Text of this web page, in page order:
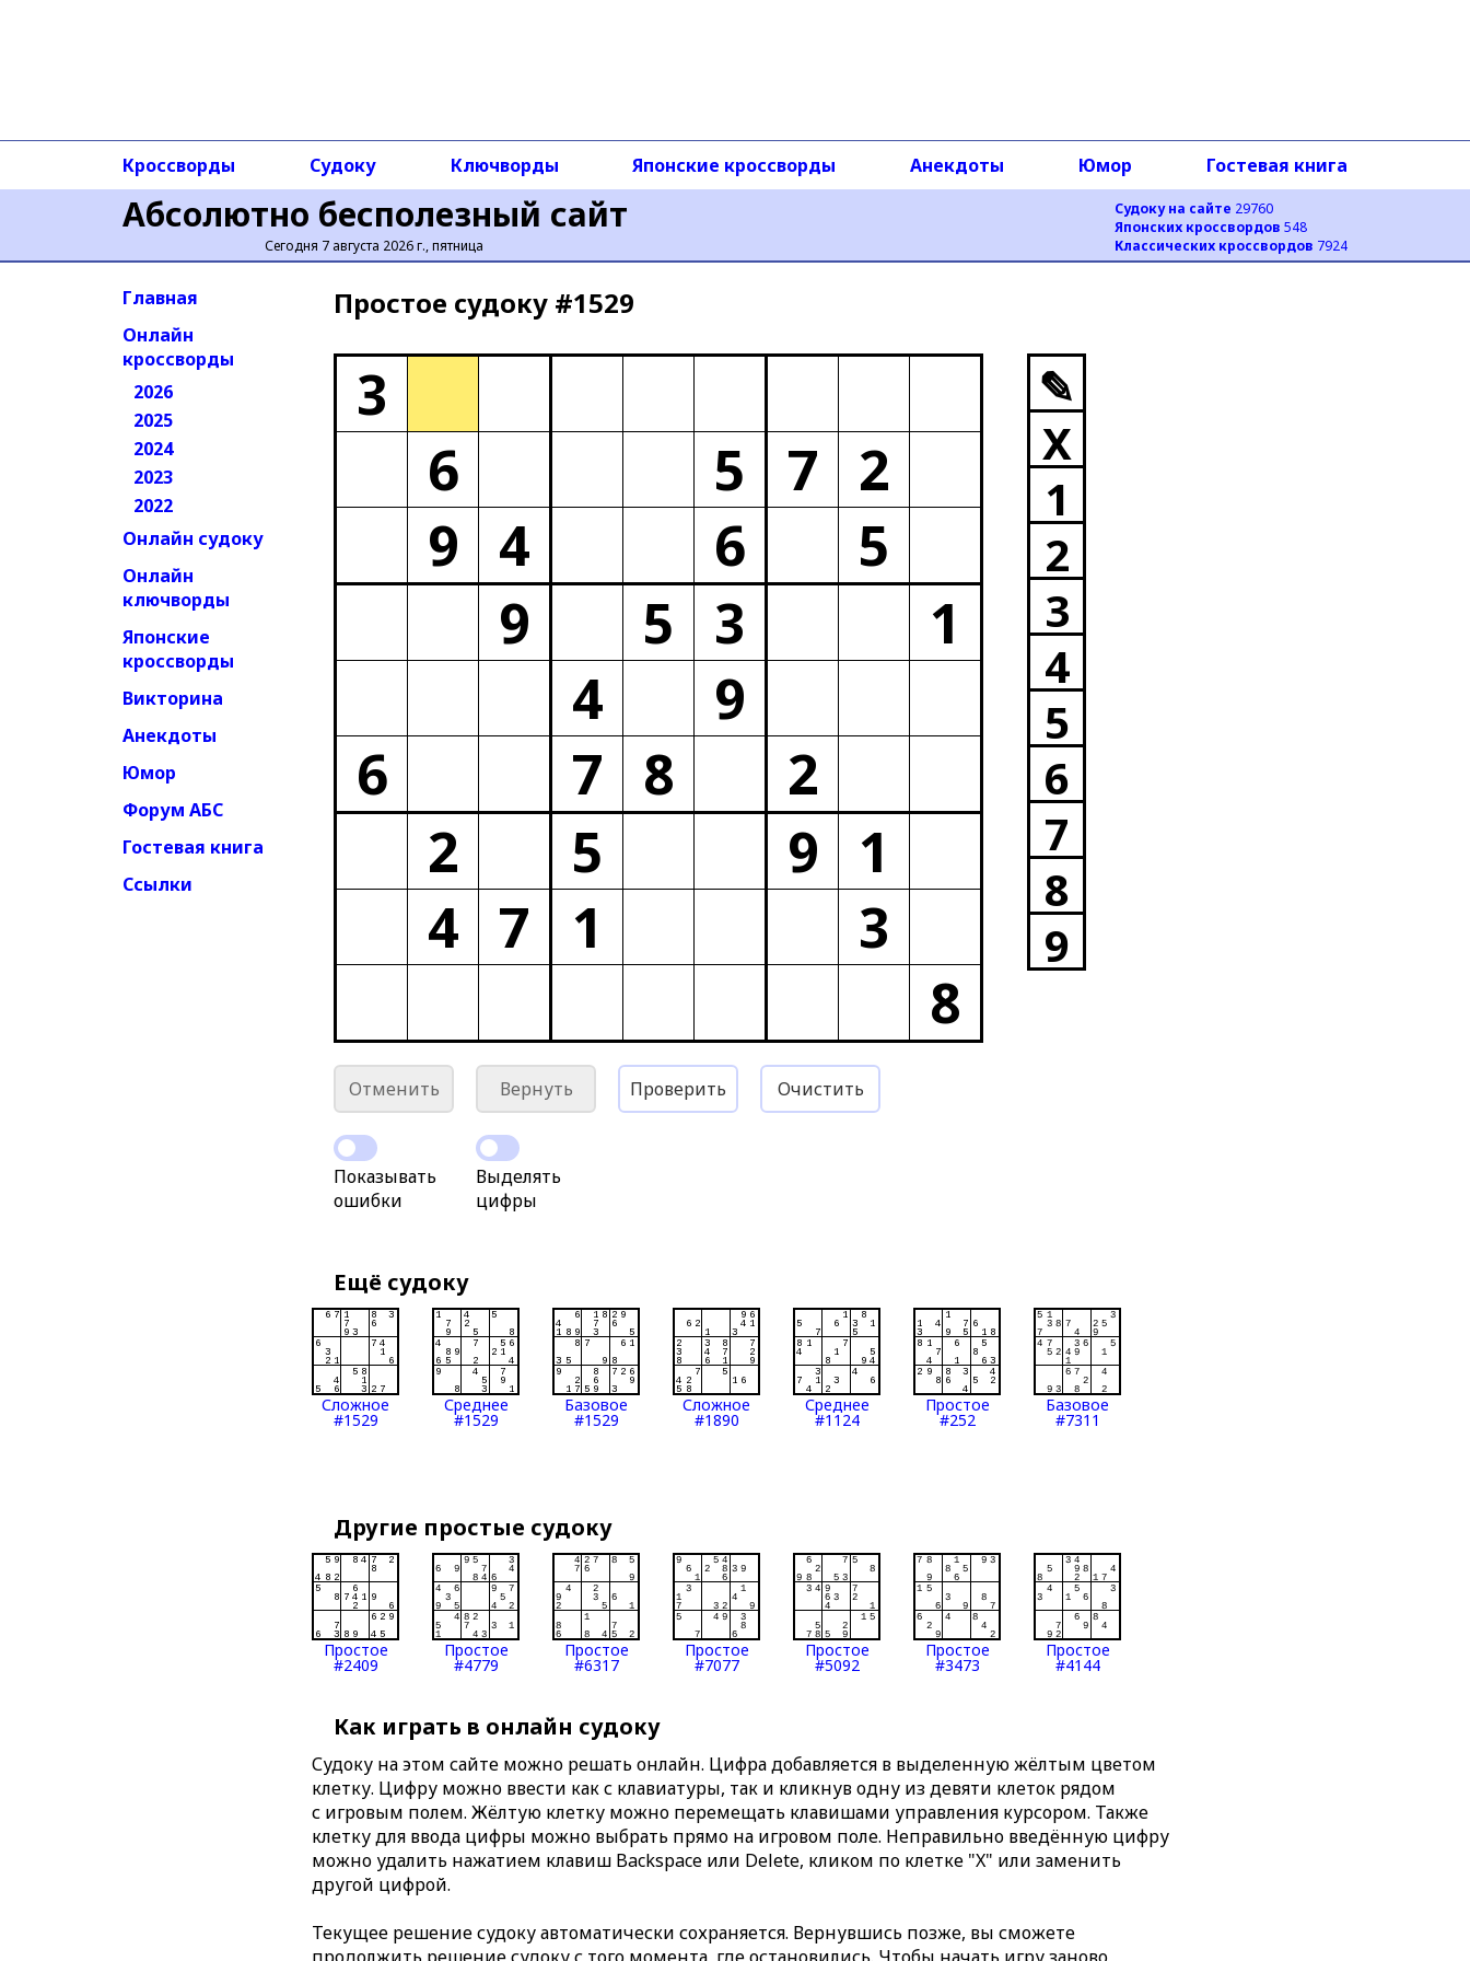
Абсолютно бесполезный сайт
Сегодня 7 августа 2026 г., пятница
Судоку на сайте 29760
Японских кроссвордов 548
Классических кроссвордов 7924
Кроссворды Судоку Ключворды Японские кроссворды Анекдоты Юмор Гостевая книга
Главная
Онлайн
кроссворды
2026
2025
2024
2023
2022
Онлайн судоку
Онлайн
ключворды
Японские
кроссворды
Викторина
Анекдоты
Юмор
Форум АБС
Гостевая книга
Ссылки
Простое cудоку #1529
3
6
5 7 2
9 4 6
5
9
5 3
1
4
9
6
7 8
2
2
5 9
1
4 7 1
3
8
✎
X
1
2
3
4
5
6
7
8
9
Отменить Вернуть Проверить Очистить
Показывать
ошибки
Выделять
цифры
Ещё судоку
Сложное
#1529
Среднее
#1529
Базовое
#1529
Сложное
#1890
Среднее
#1124
Простое
#252
Базовое
#7311
Другие простые судоку
Простое
#2409
Простое
#4779
Простое
#6317
Простое
#7077
Простое
#5092
Простое
#3473
Простое
#4144
Как играть в онлайн судоку
Судоку на этом сайте можно решать онлайн. Цифра добавляется в выделенную жёлтым цветом
клетку. Цифру можно ввести как с клавиатуры, так и кликнув одну из девяти клеток рядом
с игровым полем. Жёлтую клетку можно перемещать клавишами управления курсором. Также
клетку для ввода цифры можно выбрать прямо на игровом поле. Неправильно введённую цифру
можно удалить нажатием клавиш Backspace или Delete, кликом по клетке "X" или заменить
другой цифрой.
Текущее решение судоку автоматически сохраняется. Вернувшись позже, вы сможете